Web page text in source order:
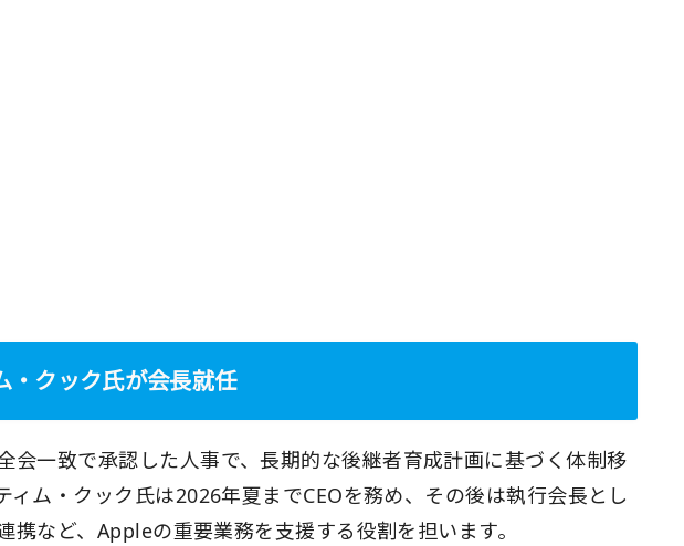
クック氏が会長就任
会一致で承認した人事で、長期的な後継者育成計画に基づく体制移
ィム・クック氏は2026年夏までCEOを務め、その後は執行会長とし
携など、Appleの重要業務を支援する役割を担います。